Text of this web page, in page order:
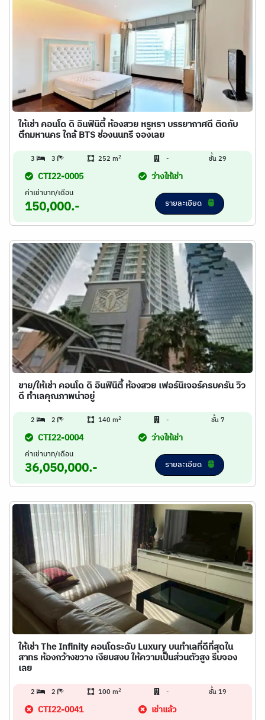
ให้เช่า คอนโด ดิ อินฟินิตี้ ห้องสวย หรูหรา บรรยากาศดี ติดกับ
ตึกมหานคร ใกล้ BTS ช่องนนทรี จองเลย
3 3 252 m2 - ชั้น 29
CTI22-0005 ว่างให้เช่า
ค่าเช่าบาท/เดือน
150,000.- รายละเอียด
ขาย/ให้เช่า คอนโด ดิ อินฟินิตี้ ห้องสวย เฟอร์นิเจอร์ครบครัน วิว
ดี ทำเลคุณภาพน่าอยู่
2 2 140 m2 - ชั้น 7
CTI22-0004 ว่างให้เช่า
ค่าเช่าบาท/เดือน
36,050,000.- รายละเอียด
ให้เช่า The Infinity คอนโดระดับ Luxury บนทำเลที่ดีที่สุดใน
สาทร ห้องกว้างขวาง เงียบสงบ ให้ความเป็นส่วนตัวสูง รีบจอง
เลย
2 2 100 m2 - ชั้น 19
CTI22-0041 เช่าแล้ว